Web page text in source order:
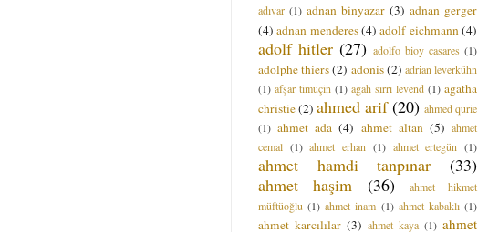
adıvar (1) adnan binyazar (3) adnan gerger
(4) adnan menderes(4) adolf eichmann (4)
adolf hitler (27) adolfo bioy casares (1)
adolphe thiers(2) adonis(2) adrian leverkühn
(1) afşar timuçin (1) agah sırrı levend (1) agatha
christie(2) ahmed arif (20) ahmed qurie
(1) ahmet ada (4) ahmet altan (5) ahmet
cemal (1) ahmet erhan (1) ahmet ertegün (1)
ahmet hamdi tanpınar
(33)
ahmet haşim
(36)
ahmet hikmet
müftüoğlu (1) ahmet inam (1) ahmet kabaklı (1)
ahmet karcılılar (3) ahmet kaya (1) ahmet